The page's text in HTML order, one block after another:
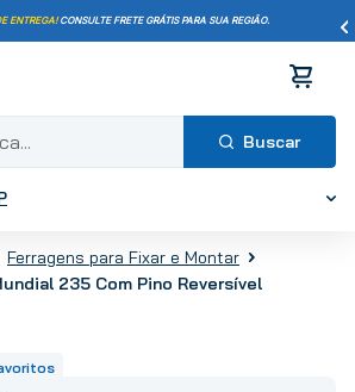
ENTREGA!CONSULTE FRETE GRÁTIS PARA SUA REGIÃO.
Ferragens para Fixar e Montar
235 Com Pino Reversível